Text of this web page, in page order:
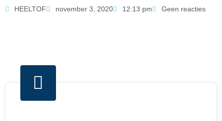
HEELTOF november 3, 2020 12:13 pm Geen reacties